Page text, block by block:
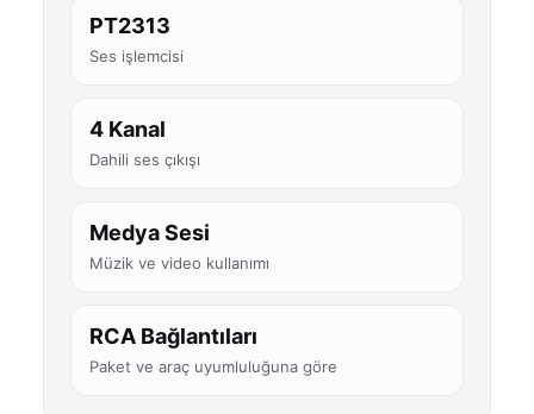
PT2313
Ses işlemcisi
4 Kanal
Dahili ses çıkışı
Medya Sesi
Müzik ve video kullanımı
RCA Bağlantıları
Paket ve araç uyumluluğuna göre